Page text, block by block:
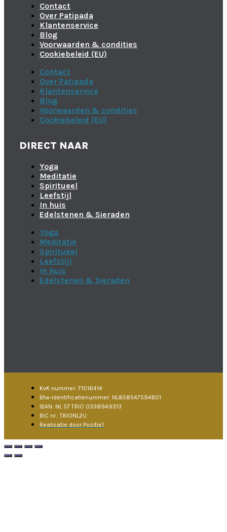
Contact
Over Patipada
Klantenservice
Blog
Voorwaarden & condities
Cookiebeleid (EU)
Contact
Over Patipada
Klantenservice
Blog
Voorwaarden & condities
Cookiebeleid (EU)
DIRECT NAAR
Yoga
Meditatie
Spiritueel
Leefstijl
In huis
Edelstenen & Sieraden
Yoga
Meditatie
Spiritueel
Leefstijl
In huis
Edelstenen & Sieraden
KvK nummer: 71016414
Btw-identificatienummer: NL858547594B01
IBAN: NL 57 TRIO 0338949313
BIC nr.: TRIONL2U
Realisatie door Positie1